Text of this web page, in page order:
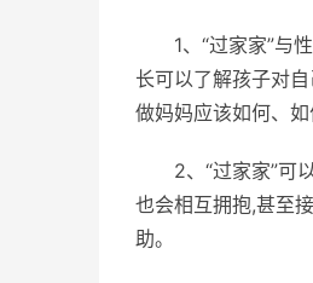
1、“过家家”与
长可以了解孩子对
做妈妈应该如何、
2、“过家家”可
也会相互拥抱,甚至
助。